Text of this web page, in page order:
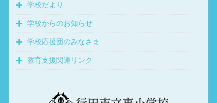
学校だより
学校からのお知らせ
学校応援団のみなさま
教育支援関連リンク